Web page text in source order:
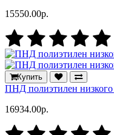
15550.00р.
Купить
ПНД полиэтилен
16934.00р.